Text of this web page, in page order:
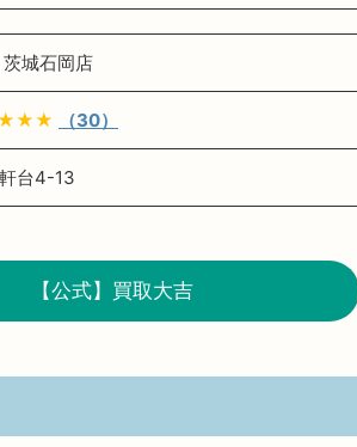
城石岡店
（30）
台4-13
【公式】買取大吉